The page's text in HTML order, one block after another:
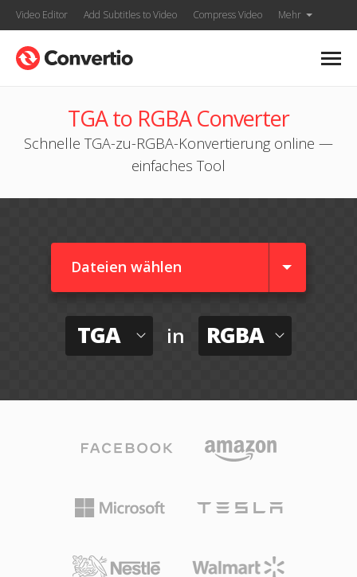
Video Editor Add Subtitles to Video Compress Video Mehr
TGA to RGBA Converter
Schnelle TGA-zu-RGBA-Konvertierung online —
einfaches Tool
Dateien wählen
TGA in RGBA